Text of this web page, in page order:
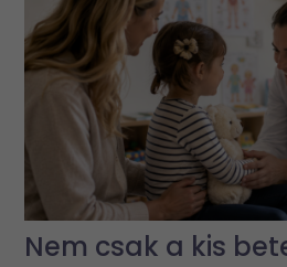
Nem csak a kis